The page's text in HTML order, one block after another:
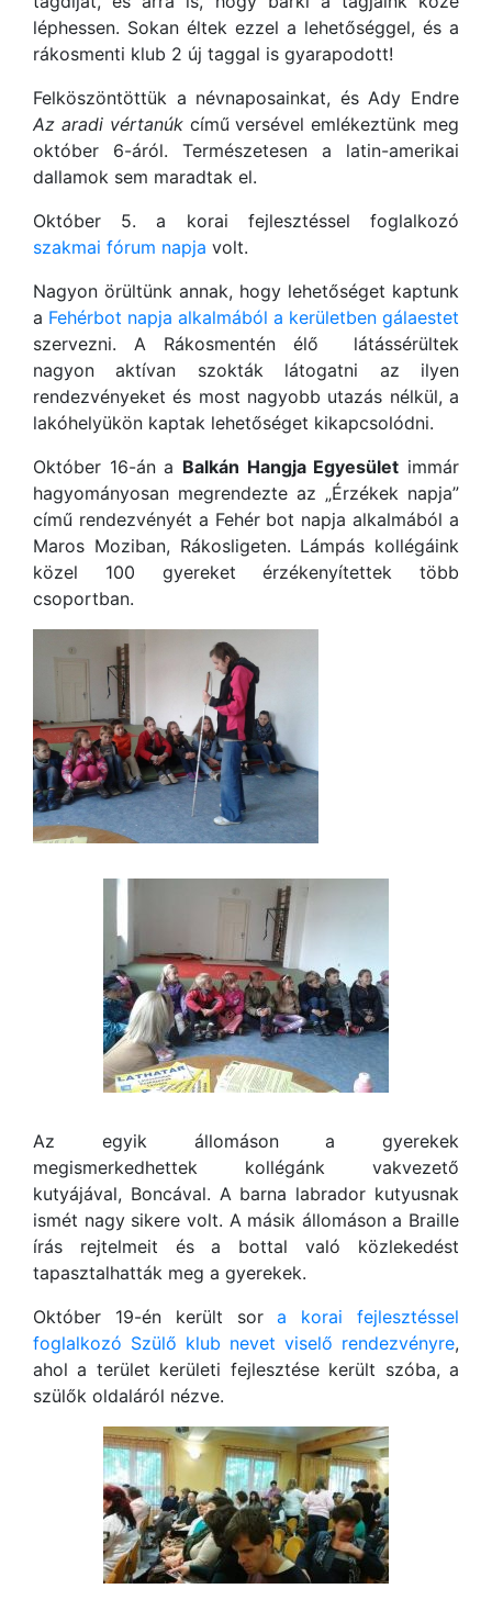
léphessen. Sokan éltek ezzel a lehetőséggel, és a
rákosmenti klub 2 új taggal is gyarapodott!
Felköszöntöttük a névnaposainkat, és Ady Endre
Az aradi vértanúkcímű versével emlékeztünk meg
október 6-áról. Természetesen a latin-amerikai
dallamok sem maradtak el.
Október 5. a korai fejlesztéssel foglalkozó
szakmai fórum napja volt.
Nagyon örültünk annak, hogy lehetőséget kaptunk
a Fehérbot napja alkalmából a kerületben gálaestet
szervezni. A Rákosmentén élő látássérültek
nagyon aktívan szokták látogatni az ilyen
rendezvényeket és most nagyobb utazás nélkül, a
lakóhelyükön kaptak lehetőséget kikapcsolódni.
Október 16-án a Balkán Hangja Egyesület immár
hagyományosan megrendezte az „Érzékek napja”
című rendezvényét a Fehér bot napja alkalmából a
Maros Moziban, Rákosligeten. Lámpás kollégáink
közel 100 gyereket érzékenyítettek több
csoportban.
Az egyik állomáson a gyerekek
megismerkedhettek kollégánk vakvezető
kutyájával, Boncával. A barna labrador kutyusnak
ismét nagy sikere volt. A másik állomáson a Braille
írás rejtelmeit és a bottal való közlekedést
tapasztalhatták meg a gyerekek.
Október 19-én került sora korai fejlesztéssel
foglalkozó Szülő klub nevet viselő rendezvényre,
ahol a terület kerületi fejlesztése került szóba, a
szülők oldaláról nézve.